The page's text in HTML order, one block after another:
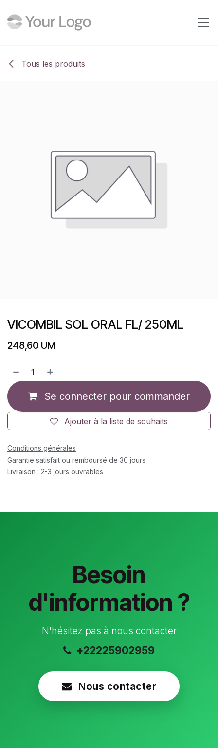
Tous les produits
VICOMBIL SOL ORAL FL/ 250ML
248,60 UM
Se connecter pour commander
Ajouter à la liste de souhaits
Conditions générales
Garantie satisfait ou remboursé de 30 jours
Livraison : 2-3 jours ouvrables
Besoin
d'information ?
N'hésitez pas à nous contacter
+22225902959
Nous contacter